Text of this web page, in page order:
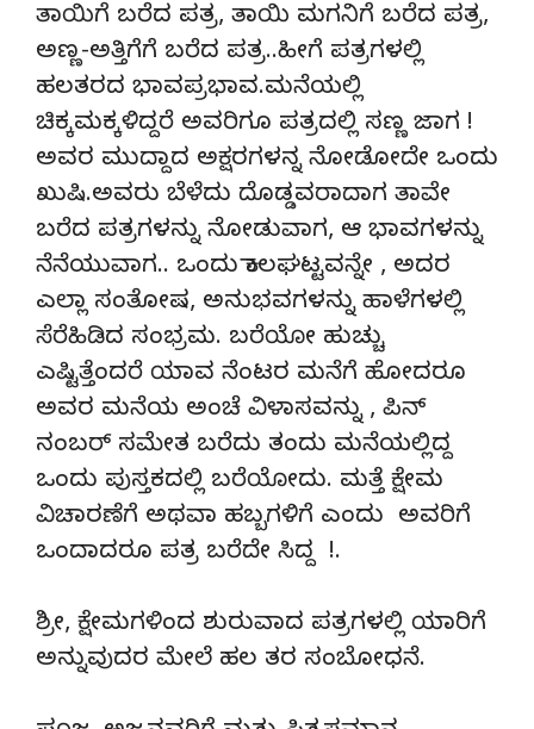
ತಾಯಿಗೆ ಬರೆದ ಪತ್ರ, ತಾಯಿ ಮಗನಿಗೆ ಬರೆದ ಪತ್ರ,
ಅಣ್ಣ-ಅತ್ತಿಗೆಗೆ ಬರೆದ ಪತ್ರ..ಹೀಗೆ ಪತ್ರಗಳಲ್ಲಿ
ಹಲತರದ ಭಾವಪ್ರಭಾವ.ಮನೆಯಲ್ಲಿ
ಚಿಕ್ಕಮಕ್ಕಳಿದ್ದರೆ ಅವರಿಗೂ ಪತ್ರದಲ್ಲಿ ಸಣ್ಣ ಜಾಗ !
ಅವರ ಮುದ್ದಾದ ಅಕ್ಷರಗಳನ್ನ ನೋಡೋದೇ ಒಂದು
ಖುಷಿ.ಅವರು ಬೆಳೆದು ದೊಡ್ಡವರಾದಾಗ ತಾವೇ
ಬರೆದ ಪತ್ರಗಳನ್ನು ನೋಡುವಾಗ, ಆ ಭಾವಗಳನ್ನು
ನೆನೆಯುವಾಗ.. ಒಂದು ಕಾಲಘಟ್ಟವನ್ನೇ , ಅದರ
ಎಲ್ಲಾ ಸಂತೋಷ, ಅನುಭವಗಳನ್ನು ಹಾಳೆಗಳಲ್ಲಿ
ಸೆರೆಹಿಡಿದ ಸಂಭ್ರಮ. ಬರೆಯೋ ಹುಚ್ಚು
ಎಷ್ಟಿತ್ತೆಂದರೆ ಯಾವ ನೆಂಟರ ಮನೆಗೆ ಹೋದರೂ
ಅವರ ಮನೆಯ ಅಂಚೆ ವಿಳಾಸವನ್ನು , ಪಿನ್
ನಂಬರ್ ಸಮೇತ ಬರೆದು ತಂದು ಮನೆಯಲ್ಲಿದ್ದ
ಒಂದು ಪುಸ್ತಕದಲ್ಲಿ ಬರೆಯೋದು. ಮತ್ತೆ ಕ್ಷೇಮ
ವಿಚಾರಣೆಗೆ ಅಥವಾ ಹಬ್ಬಗಳಿಗೆ ಎಂದು ಅವರಿಗೆ
ಒಂದಾದರೂ ಪತ್ರ ಬರೆದೇ ಸಿದ್ದ !.
ಶ್ರೀ, ಕ್ಷೇಮಗಳಿಂದ ಶುರುವಾದ ಪತ್ರಗಳಲ್ಲಿ ಯಾರಿಗೆ
ಅನ್ನುವುದರ ಮೇಲೆ ಹಲ ತರ ಸಂಬೋಧನೆ.